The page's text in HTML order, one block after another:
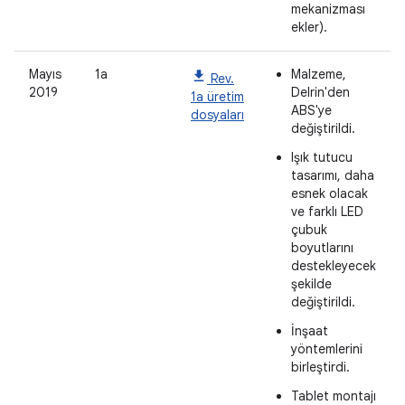
mekanizması
ekler).
Mayıs
2019
1a
Rev.
1a üretim
dosyaları
Malzeme,
Delrin'den
ABS'ye
değiştirildi.
Işık tutucu
tasarımı, daha
esnek olacak
ve farklı LED
çubuk
boyutlarını
destekleyecek
şekilde
değiştirildi.
İnşaat
yöntemlerini
birleştirdi.
Tablet montajı